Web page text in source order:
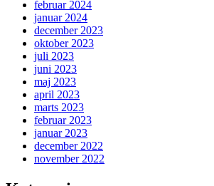
februar 2024
januar 2024
december 2023
oktober 2023
juli 2023
juni 2023
maj 2023
april 2023
marts 2023
februar 2023
januar 2023
december 2022
november 2022